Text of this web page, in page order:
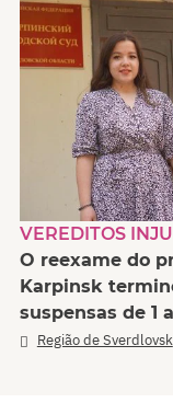
VEREDITOS
O reexame do
Karpinsk
suspensas de 1
Região de Sverdlovsk